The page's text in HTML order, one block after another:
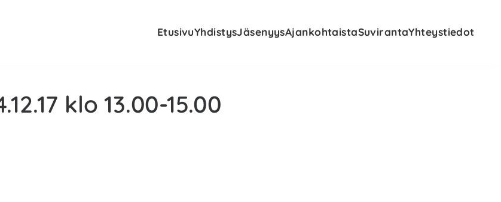
EtusivuYhdistysJäsenyysAjankohtaistaSuvirantaYhteystiedot
klo 13.00-15.00